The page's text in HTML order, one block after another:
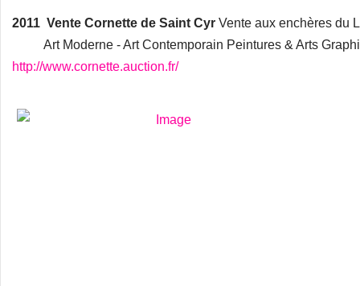
2011 Vente Cornette de Saint Cyr Vente aux enchères du
Art Moderne - Art Contemporain Peintures & Arts
http://www.cornette.auction.fr/